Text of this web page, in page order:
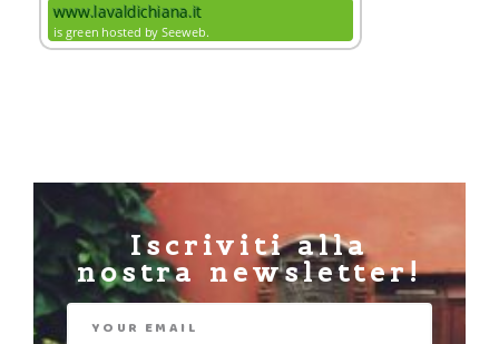
Iscriviti alla
nostra newsletter!